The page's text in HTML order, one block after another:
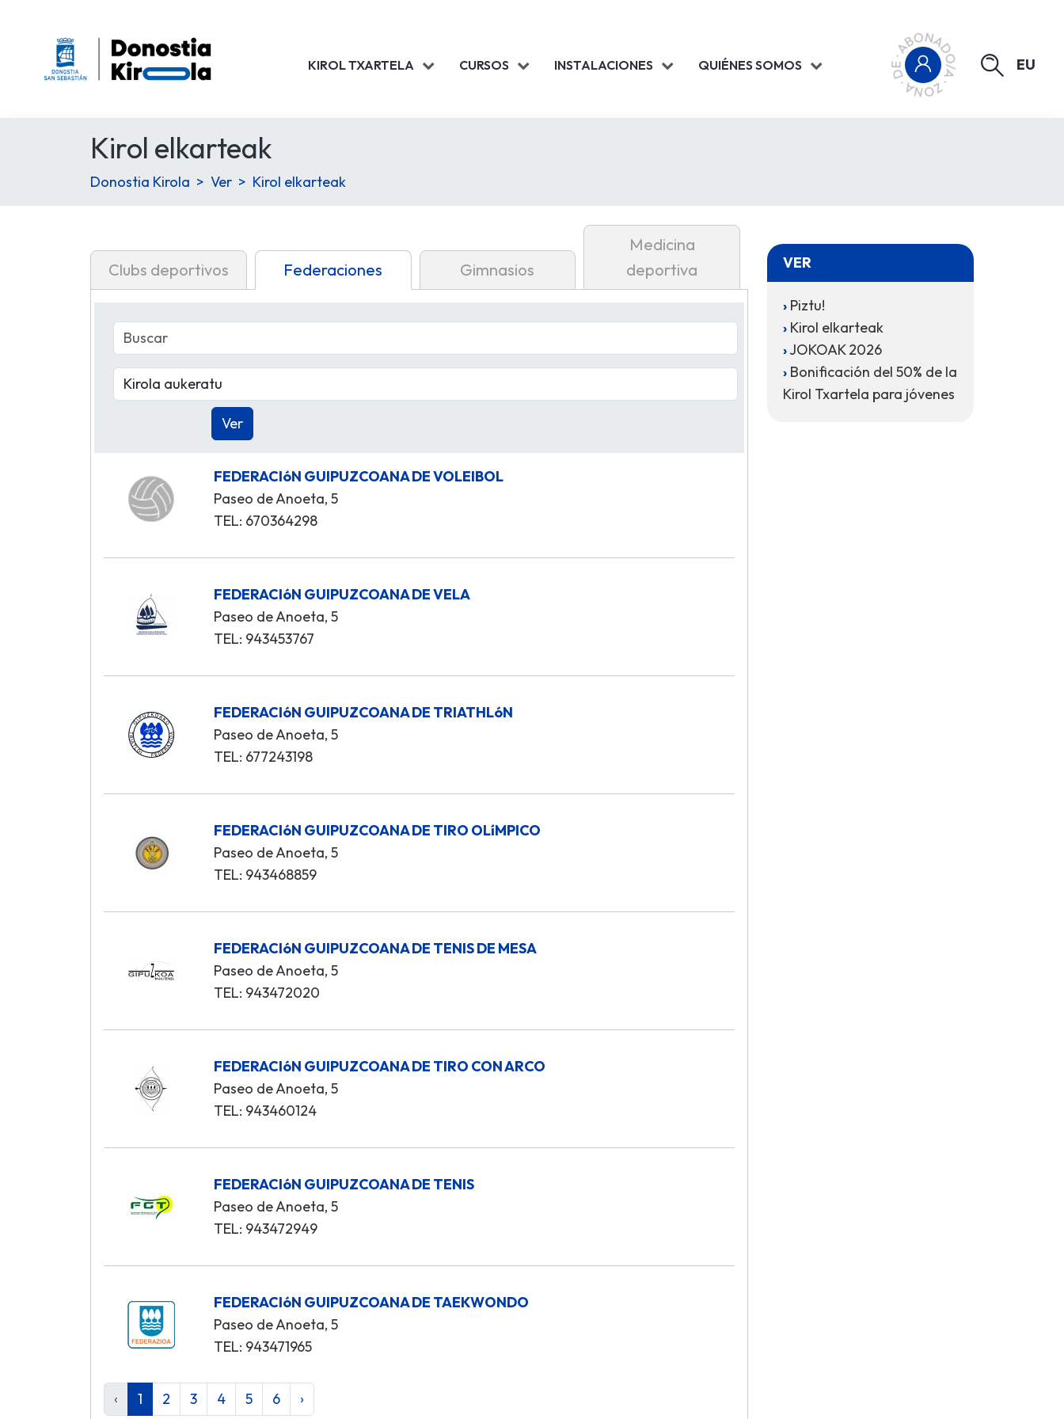
KIROL TXARTELA CURSOS INSTALACIONES QUIÉNES SOMOS EU
Kirol elkarteak
Donostia Kirola Ver Kirol elkarteak
Clubs deportivos Federaciones Gimnasios
Medicina
deportiva
FEDERACIóN GUIPUZCOANA DE VOLEIBOL
Paseo de Anoeta, 5
TEL: 670364298
FEDERACIóN GUIPUZCOANA DE VELA
Paseo de Anoeta, 5
TEL: 943453767
FEDERACIóN GUIPUZCOANA DE TRIATHLóN
Paseo de Anoeta, 5
TEL: 677243198
FEDERACIóN GUIPUZCOANA DE TIRO OLíMPICO
Paseo de Anoeta, 5
TEL: 943468859
FEDERACIóN GUIPUZCOANA DE TENIS DE MESA
Paseo de Anoeta, 5
TEL: 943472020
FEDERACIóN GUIPUZCOANA DE TIRO CON ARCO
Paseo de Anoeta, 5
TEL: 943460124
FEDERACIóN GUIPUZCOANA DE TENIS
Paseo de Anoeta, 5
TEL: 943472949
FEDERACIóN GUIPUZCOANA DE TAEKWONDO
Paseo de Anoeta, 5
TEL: 943471965
‹ 1 2 3 4 5 6 ›
VER
Piztu!
Kirol elkarteak
JOKOAK 2026
Bonificación del 50% de la
Kirol Txartela para jóvenes